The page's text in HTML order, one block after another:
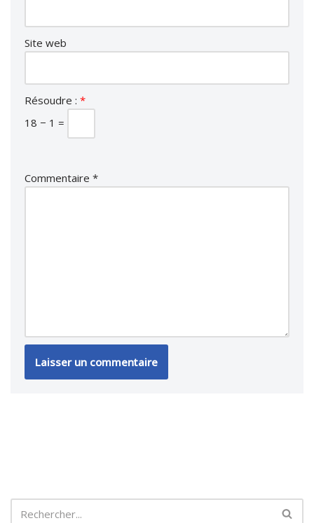
Site web
Résoudre : *
18 − 1 =
Commentaire *